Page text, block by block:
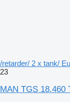
/retarder/ 2 x tank/
23
MAN TGS 18.460